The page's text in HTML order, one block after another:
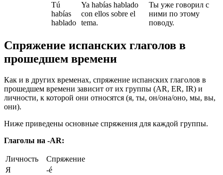
Tú
habías
hablado
Ya habías hablado
con ellos sobre el
tema.
Ты уже говорил с
ними по этому
поводу.
Спряжение испанских глаголов в
прошедшем времени
Как и в других временах, спряжение испанских глаголов в
прошедшем времени зависит от их группы (AR, ER, IR) и
личности, к которой они относятся (я, ты, он/она/оно, мы, вы,
они).
Ниже приведены основные спряжения для каждой группы.
Глаголы на -AR:
Личность
Спряжение
Я
-é